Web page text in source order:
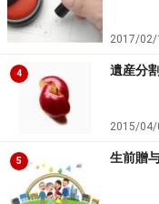
※記事内容は執筆時点の
本記事の内容は一般的
商品や投資行動を推奨
投資や資産運用に関す
行ってください。
掲載情報の正確性・完
が、その内容を保証す
などについて当社は一
最新の情報や詳細につ
の公式情報をご確認くだ
2017/02/
4 遺産分
2015/04/
5 生前贈